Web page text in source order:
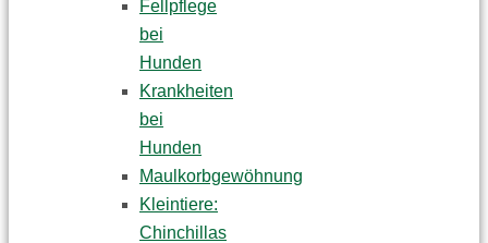
Fellpflege
bei
Hunden
Krankheiten
bei
Hunden
Maulkorbgewöhnung
Kleintiere:
Chinchillas